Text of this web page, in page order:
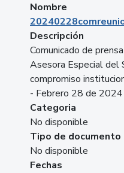
Nombre
Descripción
Comunicado de
Asesora Especial del
compromiso
- Febrero 28 de 2024
Categoria
No disponible
Tipo de documento
No disponible
Fechas